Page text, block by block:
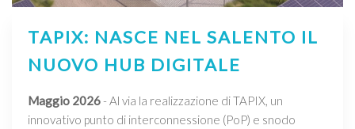
TAPIX: NASCE NEL SALENTO IL
NUOVO HUB DIGITALE
Maggio 2026- Al via la realizzazione di TAPIX, un
innovativo punto di interconnessione (PoP) e snodo